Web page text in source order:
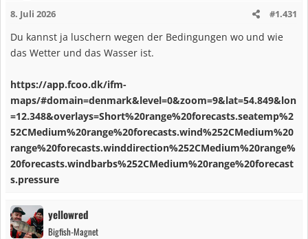
o
8. Juli 2026 #1.431
Du kannst ja luschern wegen der Bedingungen wo und wie
das Wetter und das Wasser ist.
https://app.fcoo.dk/ifm-
maps/#domain=denmark&level=0&zoom=9&lat=54.849&lon
=12.348&overlays=Short%20range%20forecasts.seatemp%2
52CMedium%20range%20forecasts.wind%252CMedium%20
range%20forecasts.winddirection%252CMedium%20range%
20forecasts.windbarbs%252CMedium%20range%20forecast
s.pressure
yellowred
Bigfish-Magnet